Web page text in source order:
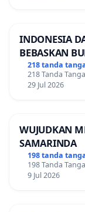
INDONESIA
BEBASKAN
PINJAMAN
218 tanda
218 Tanda
29 Jul 2026
WUJUDKAN
SAMARINDA
198 tanda
198 Tanda
9 Jul 2026